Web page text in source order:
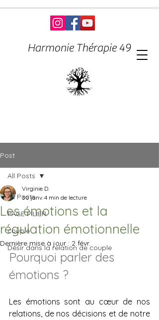
Harmonie Thérapie 49
Post
All Posts
PAGE PILIER
couple
Désir dans la relation de couple
All Posts
Les émotions et la
régulation émotionnelle
Virginie D.
30 janv.4 min de lecture
Dernière mise à jour : 2 févr.
Pourquoi parler des
émotions ?
Les émotions sont au cœur de nos
relations, de nos décisions et de notre